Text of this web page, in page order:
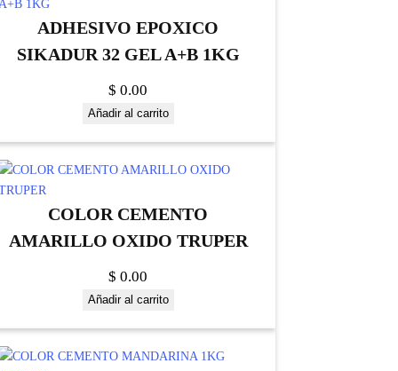
ADHESIVO EPOXICO
SIKADUR 32 GEL A+B 1KG
$ 0.00
Añadir al carrito
COLOR CEMENTO
AMARILLO OXIDO TRUPER
$ 0.00
Añadir al carrito